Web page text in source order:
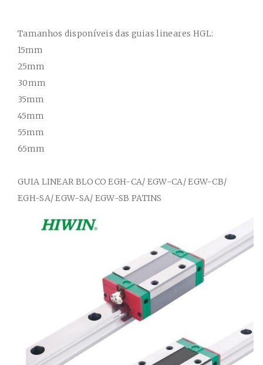
Tamanhos disponíveis das guias lineares HGL:
15mm
25mm
30mm
35mm
45mm
55mm
65mm
GUIA LINEAR BLOCO EGH-CA/ EGW-CA/ EGW-CB/
EGH-SA/ EGW-SA/ EGW-SB PATINS